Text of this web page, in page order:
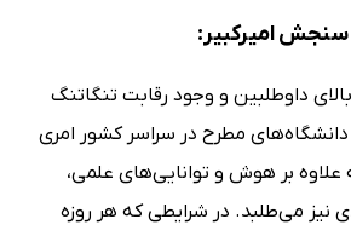
امیرکبیر:
داوطلبین و وجود رقابت تنگاتنگ
دانشگاه‌های مطرح در سراسر کشور امری
علاوه بر هوش و توانایی‌های علمی،
نیز می‌طلبد. در شرایطی که هر روزه